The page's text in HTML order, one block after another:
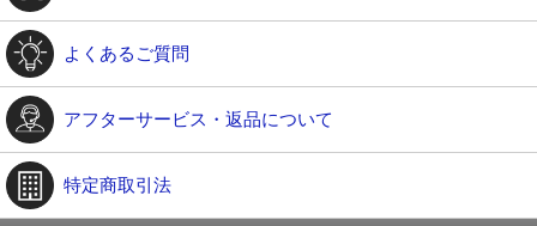
よくあるご質問
アフターサービス・返品について
特定商取引法